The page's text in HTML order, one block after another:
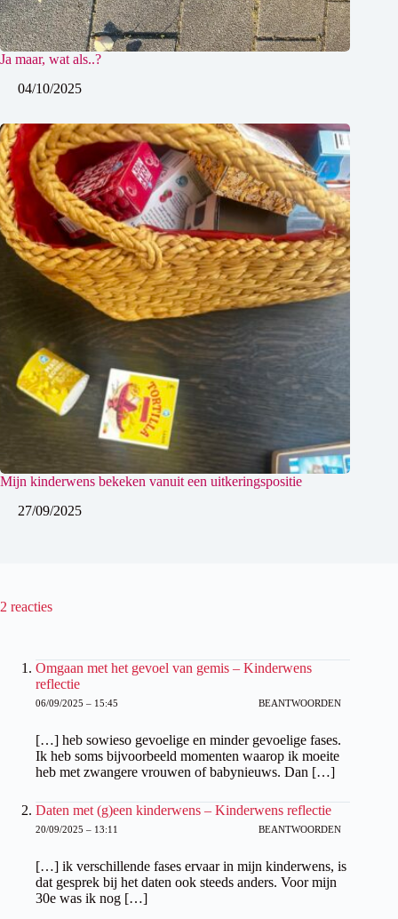
Ja maar, wat als..?
04/10/2025
Mijn kinderwens bekeken vanuit een uitkeringspositie
27/09/2025
2 reacties
Omgaan met het gevoel van gemis – Kinderwens
reflectie
06/09/2025 – 15:45 BEANTWOORDEN
[…] heb sowieso gevoelige en minder gevoelige fases.
Ik heb soms bijvoorbeeld momenten waarop ik moeite
heb met zwangere vrouwen of babynieuws. Dan […]
Daten met (g)een kinderwens – Kinderwens reflectie
20/09/2025 – 13:11 BEANTWOORDEN
[…] ik verschillende fases ervaar in mijn kinderwens, is
dat gesprek bij het daten ook steeds anders. Voor mijn
30e was ik nog […]